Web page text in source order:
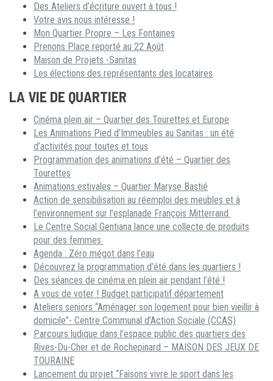
Des Ateliers d’écriture ouvert à tous !
Votre avis nous intéresse !
Mon Quartier Propre – Les Fontaines
Prenons Place reporté au 22 Août
Maison de Projets -Sanitas
Les élections des représentants des locataires
LA VIE DE QUARTIER
Cinéma plein air – Quartier des Tourettes et Europe
Les Animations Pied d’Immeubles au Sanitas : un été
d’activités pour toutes et tous
Programmation des animations d’été – Quartier des
Tourettes
Animations estivales – Quartier Maryse Bastié
Action de sensibilisation au réemploi des meubles et à
l’environnement sur l’esplanade François Mitterrand.
Le Centre Social Gentiana lance une collecte de produits
pour des femmes
Agenda : Zéro mégot dans l’eau
Découvrez la programmation d’été dans les quartiers !
Des séances de cinéma en plein air pendant l’été !
A vous de voter ! Budget participatif département
Ateliers seniors “Aménager son logement pour bien vieillir à
domicile”- Centre Communal d’Action Sociale (CCAS)
Parcours ludique dans l’espace public des quartiers des
Rives-Du-Cher et de Rochepinard – MAISON DES JEUX DE
TOURAINE
Lancement du projet “Faisons vivre le sport dans les